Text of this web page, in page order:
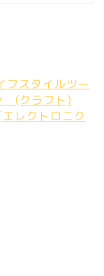
フスタイルツー
(クラフト)
レクトロニク